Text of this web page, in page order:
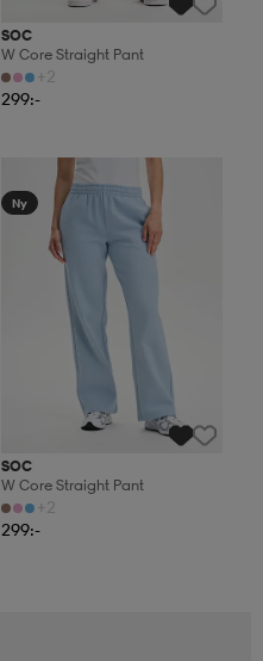
SOC
W Core Straight Pant
+2
299:-
Ny
SOC
W Core Straight Pant
+2
299:-